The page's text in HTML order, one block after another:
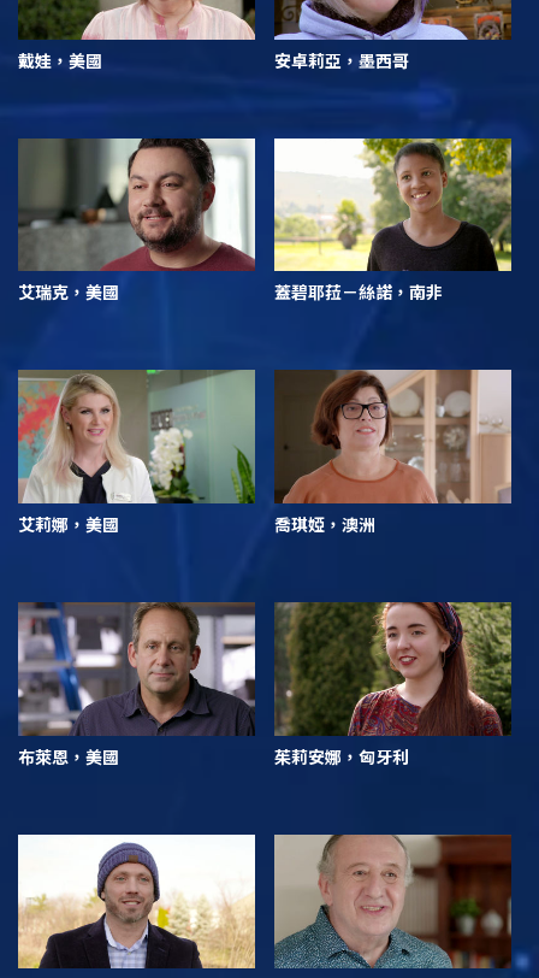
戴娃，美國 安卓莉亞，墨西哥
艾瑞克，美國 蓋碧耶菈－絲諾，南非
艾莉娜，美國 喬琪婭，澳洲
布萊恩，美國 茱莉安娜，匈牙利